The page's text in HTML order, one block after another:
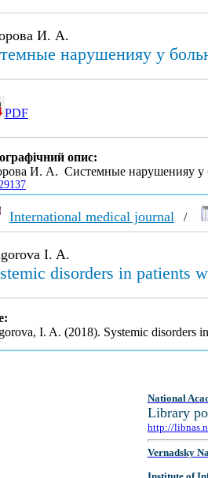
И. А.
нарушенияу у
PDF
опис:
И. А. Системные нарушенияу у
International medical journal /
I. A.
disorders in patients
I. A. (2018). Systemic disorders
National
Library
http://
Vernadsky